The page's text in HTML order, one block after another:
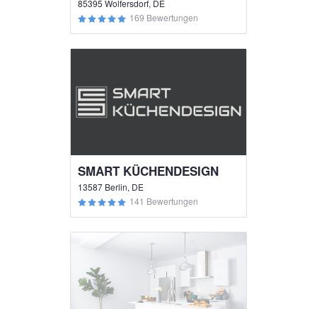
85395 Wolfersdorf, DE
169 Bewertungen
SMART KÜCHENDESIGN
13587 Berlin, DE
141 Bewertungen